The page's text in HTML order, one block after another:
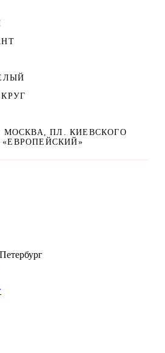
КРУГ
МОСКВА, ПЛ. КИЕВСКОГО